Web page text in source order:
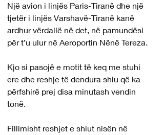
Një avion i linjës Paris-Tiranë dhe një
tjetër i linjës Varshavë-Tiranë kanë
ardhur vërdallë në det, në pamundësi
për t’u ulur në Aeroportin Nënë Tereza.
Kjo si pasojë e motit të keq me stuhi
ere dhe reshje të dendura shiu që ka
përfshirë prej disa minutash vendin
tonë.
Fillimisht reshjet e shiut nisën në